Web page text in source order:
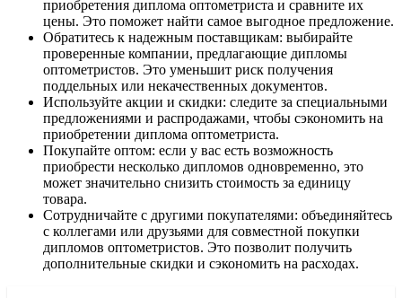
приобретения диплома оптометриста и сравните их
цены. Это поможет найти самое выгодное предложение.
Обратитесь к надежным поставщикам: выбирайте
проверенные компании, предлагающие дипломы
оптометристов. Это уменьшит риск получения
поддельных или некачественных документов.
Используйте акции и скидки: следите за специальными
предложениями и распродажами, чтобы сэкономить на
приобретении диплома оптометриста.
Покупайте оптом: если у вас есть возможность
приобрести несколько дипломов одновременно, это
может значительно снизить стоимость за единицу
товара.
Сотрудничайте с другими покупателями: объединяйтесь
с коллегами или друзьями для совместной покупки
дипломов оптометристов. Это позволит получить
дополнительные скидки и сэкономить на расходах.